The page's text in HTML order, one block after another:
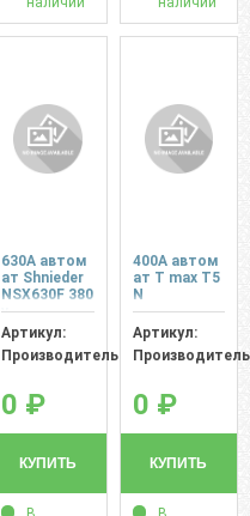
630А автом
ат Shnieder
NSX630F 380
v
Артикул:
Производитель:
0 ₽
КУПИТЬ
400A автом
ат Т max T5
N
Артикул:
0 ₽
КУПИТЬ